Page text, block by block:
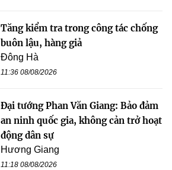
Tăng kiểm tra trong công tác chống
buôn lậu, hàng giả
Đông Hà
11:36 08/08/2026
Đại tướng Phan Văn Giang: Bảo đảm
an ninh quốc gia, không cản trở hoạt
động dân sự
Hương Giang
11:18 08/08/2026